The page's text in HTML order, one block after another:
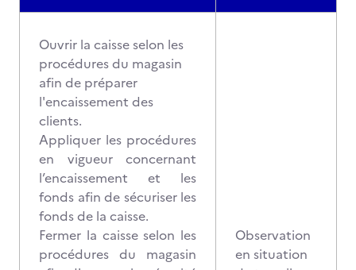
Ouvrir la caisse selon les
procédures du magasin
afin de préparer
l'encaissement des
clients.
Appliquer les procédures
en vigueur concernant
l’encaissement et les
fonds afin de sécuriser les
fonds de la caisse.
Fermer la caisse selon les
procédures du magasin
Observation
en situation